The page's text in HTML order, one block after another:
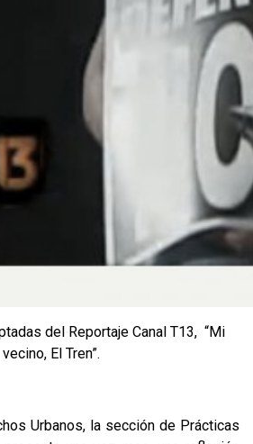
del Reportaje Canal T13, “Mi
vecino, El Tren”.
Urbanos, la sección de Prácticas